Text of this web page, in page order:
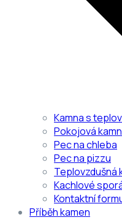
Kamna s
Pokojová
Pec na chleba
Pec na pizzu
Teplovzdušná
Kachlové
Kontaktní
Příběh kamen